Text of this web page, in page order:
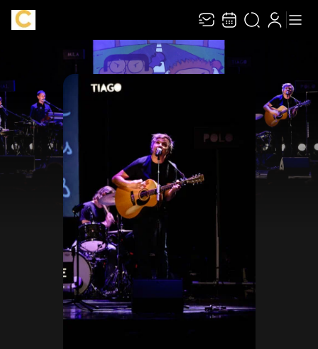
Recevez toute l’actualité en vous abonnant à
notre newsletter :
ENVOYER
Rivaj Group traite votre adresse électronique pour la gestion de votre abonnement à
la newsletter de
La Chaudronnerie
. Vous pouvez retirer votre consentement à tout
moment. Pour en savoir plus, consultez notrepolitique de protection des données